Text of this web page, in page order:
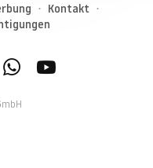
Kontakt